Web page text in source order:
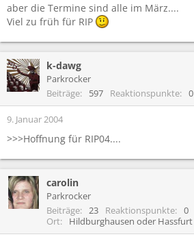
aber die Termine sind alle im März....
Viel zu früh für RIP
k-dawg
Parkrocker
Beiträge
597 Reaktionspunkte 0
9. Januar 2004
>>>Hoffnung für RIP04....
carolin
Parkrocker
Beiträge
23 Reaktionspunkte
0
Ort
Hildburghausen oder Hassfurt